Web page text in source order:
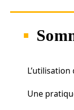
L’utilisation
Une